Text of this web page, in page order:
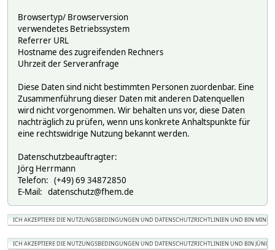
Browsertyp/ Browserversion
verwendetes Betriebssystem
Referrer URL
Hostname des zugreifenden Rechners
Uhrzeit der Serveranfrage
Diese Daten sind nicht bestimmten Personen zuordenbar. Eine
Zusammenführung dieser Daten mit anderen Datenquellen
wird nicht vorgenommen. Wir behalten uns vor, diese Daten
nachträglich zu prüfen, wenn uns konkrete Anhaltspunkte für
eine rechtswidrige Nutzung bekannt werden.
Datenschutzbeauftragter:
Jörg Herrmann
Telefon: (+49) 69 34872850
E-Mail: datenschutz@fhem.de